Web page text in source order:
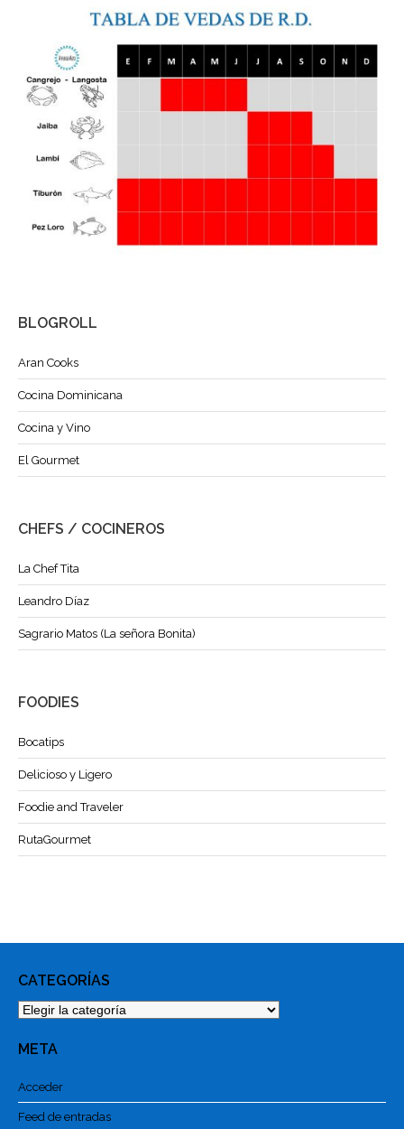
BLOGROLL
Aran Cooks
Cocina Dominicana
Cocina y Vino
El Gourmet
CHEFS / COCINEROS
La Chef Tita
Leandro Díaz
Sagrario Matos (La señora Bonita)
FOODIES
Bocatips
Delicioso y Ligero
Foodie and Traveler
RutaGourmet
CATEGORÍAS
Categorías
META
Acceder
Feed de entradas